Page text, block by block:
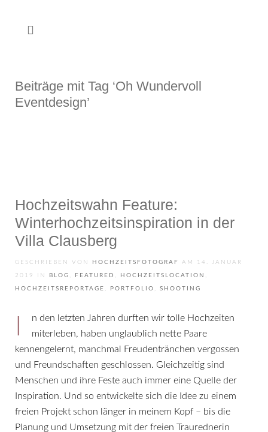
Beiträge mit Tag ‘Oh Wundervoll
Eventdesign’
Hochzeitswahn Feature:
Winterhochzeits­inspiration in der
Villa Clausberg
GESCHRIEBEN VON HOCHZEITSFOTOGRAF AM 14. JANUAR
2019 IN BLOG , FEATURED , HOCHZEITSLOCATION ,
HOCHZEITSREPORTAGE , PORTFOLIO , SHOOTING
miterleben, haben unglaublich nette Paare
kennengelernt, manchmal Freudentränchen vergossen
und Freundschaften geschlossen. Gleichzeitig sind
Menschen und ihre Feste auch immer eine Quelle der
Inspiration. Und so entwickelte sich die Idee zu einem
freien Projekt schon länger in meinem Kopf – bis die
Planung und Umsetzung mit der freien Traurednerin